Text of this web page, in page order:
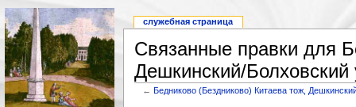
Связанные правки для
Дешкинский/Болховский
←Бедниково (Бездниково) Китаева тож,
служебная страница